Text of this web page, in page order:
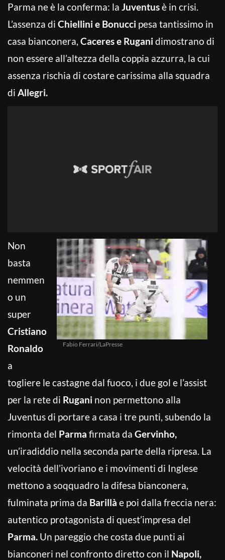
Parma ne è la conferma: la Juventusè in crisi.
L’assenza di Chiellini e Bonucci pesa tantissimo in
casa bianconera, Caceres e Rugani dimostrano di
non essere all’altezza della coppia azzurra, la cui
assenza rischia di costare carissima alla squadra
di Allegri.
Fabio Ferrari/LaPresse
Non
basta
nemmen
o un
super
Cristiano
Ronaldo
a
togliere le castagne dal fuoco, i due gol e l’assist
per la rete di Rugani non permettono alla
Juventus di portare a casa i tre punti, subendo la
rimonta del Parma firmata da Gervinho,
un’iradiddio nella seconda parte della ripresa. La
velocità dell’ivoriano e i movimenti di Inglese
mettono a soqquadro la difesa bianconera,
fulminata prima da Barillà e poi dalla freccia nera:
autentico protagonista di quest’impresa del
Parma. Un pareggio che costa due punti ai
bianconeri nel confronto diretto con il Napoli,